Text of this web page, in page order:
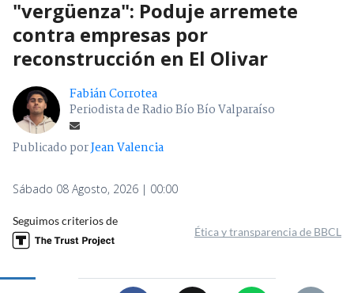
"vergüenza": Poduje arremete
contra empresas por
reconstrucción en El Olivar
Fabián Corrotea
Periodista de Radio Bío Bío Valparaíso
Publicado porJean Valencia
Sábado 08 Agosto, 2026 | 00:00
Seguimos criterios de
Ética y transparencia de BBCL